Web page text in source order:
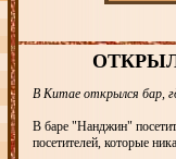
В Китае открылся бар,
В баре "Нанджин"
посетителей, которые